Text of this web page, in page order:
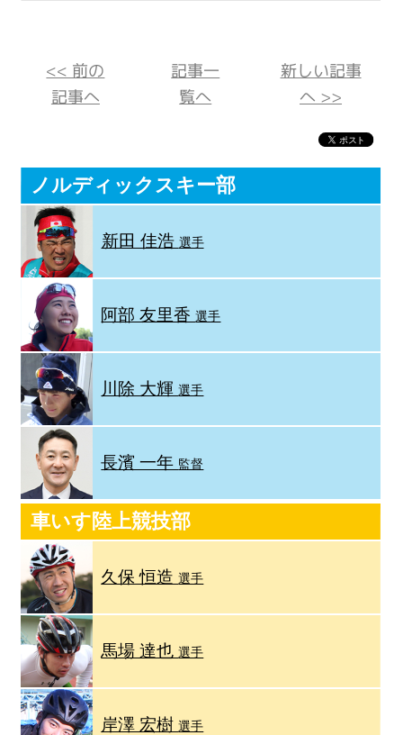
<< 前の
記事へ
記事一
覧へ
新しい記事
へ >>
ノルディックスキー部
新田 佳浩 選手
阿部 友里香選手
川除 大輝選手
長濱 一年 監督
車いす陸上競技部
久保 恒造選手
馬場 達也選手
岸澤 宏樹選手